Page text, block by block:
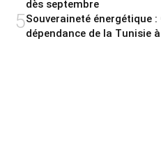
dès septembre
5Souveraineté énergétique
dépendance de la Tunisie